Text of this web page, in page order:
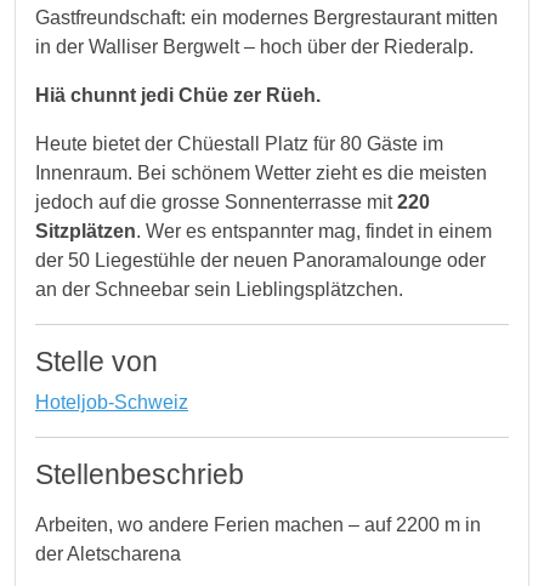
Gastfreundschaft: ein modernes Bergrestaurant mitten
in der Walliser Bergwelt – hoch über der Riederalp.
Hiä chunnt jedi Chüe zer Rüeh.
Heute bietet der Chüestall Platz für 80 Gäste im
Innenraum. Bei schönem Wetter zieht es die meisten
jedoch auf die grosse Sonnenterrasse mit220
Sitzplätzen. Wer es entspannter mag, findet in einem
der 50 Liegestühle der neuen Panoramalounge oder
an der Schneebar sein Lieblingsplätzchen.
Stelle von
Hoteljob-Schweiz
Stellenbeschrieb
Arbeiten, wo andere Ferien machen – auf 2200 m in
der Aletscharena